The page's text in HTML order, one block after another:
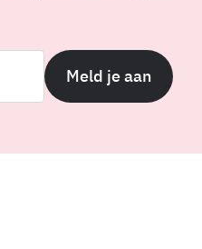
Meld je aan